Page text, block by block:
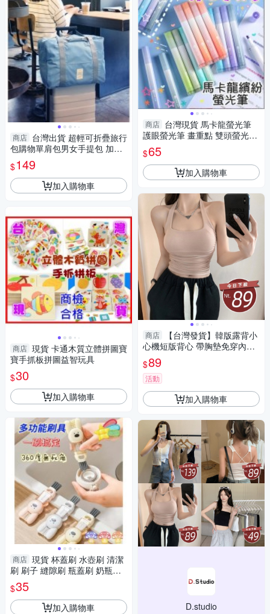
商店 台灣出貨 超輕可折疊旅行
包購物單肩包男女手提包 加大
行李包
$149
加入購物車
商店 現貨 卡通木質立體拼圖寶
寶手抓板拼圖益智玩具
$30
加入購物車
商店 現貨 杯蓋刷 水壺刷 清潔
刷 刷子 縫隙刷 瓶蓋刷 奶瓶刷
奶嘴刷 杯蓋刷子 小刷子 杯蓋清
潔刷
$35
加入購物車
商店 台灣現貨 馬卡龍螢光筆
護眼螢光筆 畫重點 雙頭螢光筆
標記筆 彩 繪畫 記號筆 重點筆
$65
加入購物車
商店
【台灣發貨】韓版露背小
心機短版背心 帶胸墊免穿內衣
小可愛 背心 衣服 女裝 上衣【V
276】
$89
活動
加入購物車
D.studio